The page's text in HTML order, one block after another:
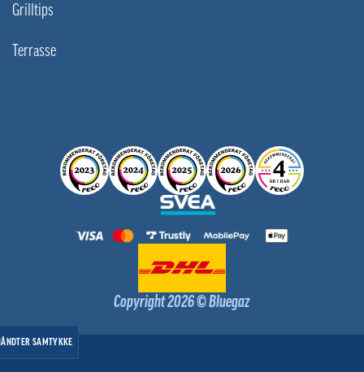
Grilltips
Terrasse
Copyright 2026 © Bluegaz
SAMTYKKE